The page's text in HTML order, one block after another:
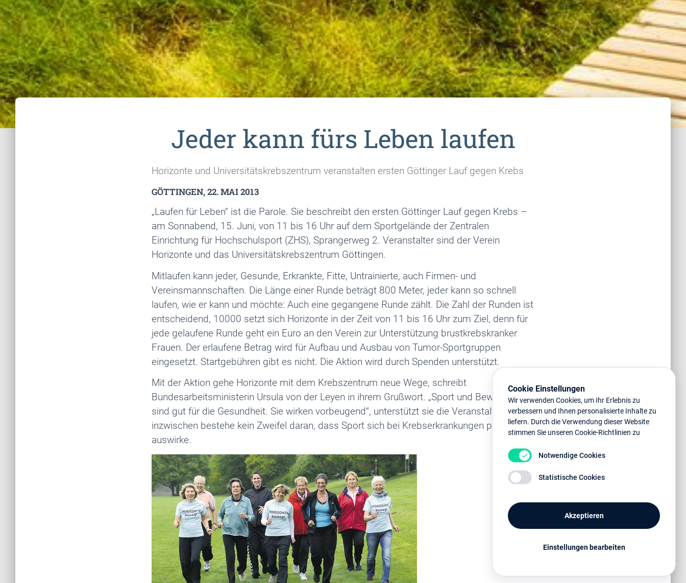
Jeder kann fürs Leben laufen
Horizonte und Universitätskrebszentrum veranstalten ersten Göttinger Lauf gegen Krebs
GÖTTINGEN, 22. MAI 2013
„Laufen für Leben“ ist die Parole. Sie beschreibt den ersten Göttinger Lauf gegen Krebs –
am Sonnabend, 15. Juni, von 11 bis 16 Uhr auf dem Sportgelände der Zentralen
Einrichtung für Hochschulsport (ZHS), Sprangerweg 2. Veranstalter sind der Verein
Horizonte und das Universitätskrebszentrum Göttingen.
Mitlaufen kann jeder, Gesunde, Erkrankte, Fitte, Untrainierte, auch Firmen- und
Vereinsmannschaften. Die Länge einer Runde beträgt 800 Meter, jeder kann so schnell
laufen, wie er kann und möchte: Auch eine gegangene Runde zählt. Die Zahl der Runden ist
entscheidend, 10000 setzt sich Horizonte in der Zeit von 11 bis 16 Uhr zum Ziel, denn für
jede gelaufene Runde geht ein Euro an den Verein zur Unterstützung brustkrebskranker
Frauen. Der erlaufene Betrag wird für Aufbau und Ausbau von Tumor-Sportgruppen
eingesetzt. Startgebühren gibt es nicht. Die Aktion wird durch Spenden unterstützt.
Mit der Aktion gehe Horizonte mit dem Krebszentrum neue Wege, schreibt
Bundesarbeitsministerin Ursula von der Leyen in ihrem Grußwort. „Sport und Bewegung
sind gut für die Gesundheit. Sie wirken vorbeugend“, unterstützt sie die Veranstaltung. Und
inzwischen bestehe kein Zweifel daran, dass Sport sich bei Krebserkrankungen positiv
auswirke.
Cookie Einstellungen
Wir verwenden Cookies, um Ihr Erlebnis zu
verbessern und Ihnen personalisierte Inhalte zu
liefern. Durch die Verwendung dieser Website
stimmen Sie unseren Cookie-Richtlinien zu
Notwendige Cookies
Statistische Cookies
Akzeptieren
Einstellungen bearbeiten